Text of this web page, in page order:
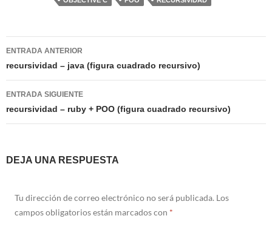
Navegación
de
entradas
ENTRADA ANTERIOR
recursividad – java (figura cuadrado recursivo)
ENTRADA SIGUIENTE
recursividad – ruby + POO (figura cuadrado recursivo)
DEJA UNA RESPUESTA
Tu dirección de correo electrónico no será publicada. Los
campos obligatorios están marcados con *